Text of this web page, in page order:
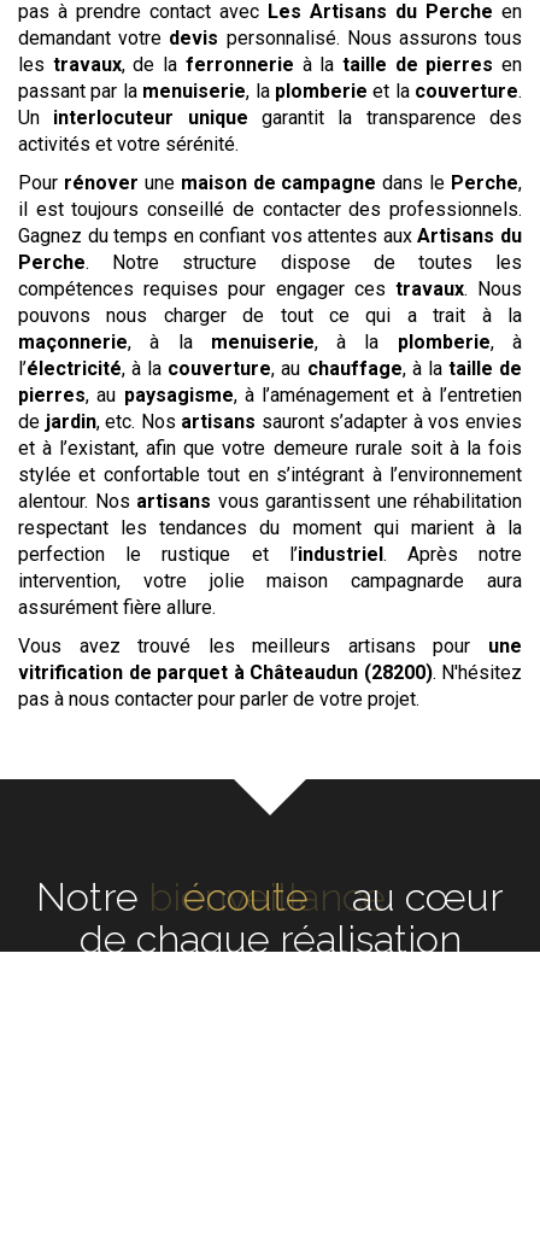
pas à prendre contact avec Les Artisans du Perche en
demandant votre devis personnalisé. Nous assurons tous
les travaux, de la ferronnerie à la taille de pierres en
passant par la menuiserie, la plomberie et la couverture.
Un interlocuteur unique garantit la transparence des
activités et votre sérénité.
Pour rénover une maison de campagne dans le Perche,
il est toujours conseillé de contacter des professionnels.
Gagnez du temps en confiant vos attentes auxArtisans du
Perche. Notre structure dispose de toutes les
compétences requises pour engager ces travaux. Nous
pouvons nous charger de tout ce qui a trait à la
maçonnerie, à la menuiserie, à la plomberie, à
l’électricité, à la couverture, au chauffage, à la taille de
pierres, au paysagisme, à l’aménagement et à l’entretien
de jardin, etc. Nos artisans sauront s’adapter à vos envies
et à l’existant, afin que votre demeure rurale soit à la fois
stylée et confortable tout en s’intégrant à l’environnement
alentour. Nos artisans vous garantissent une réhabilitation
respectant les tendances du moment qui marient à la
perfection le rustique et l’industriel . Après notre
intervention, votre jolie maison campagnarde aura
assurément fière allure.
Vous avez trouvé les meilleurs artisans pour une
vitrification de parquet à Châteaudun (28200). N'hésitez
pas à nous contacter pour parler de votre projet.
Notreécouteau cœur de
chaque réalisation